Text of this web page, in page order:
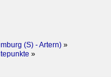
(S) - Artern) »
»